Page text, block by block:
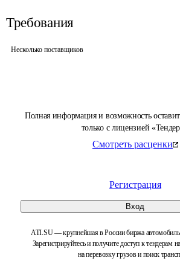
Полная информация и возможность
только с лицензией
Смотреть расценки
Регистрация
Вход
ATI.SU — крупнейшая в России биржа
Зарегистрируйтесь и получите доступ к тендерам
на перевозку грузов и поиск
Требования
Несколько поставщиков